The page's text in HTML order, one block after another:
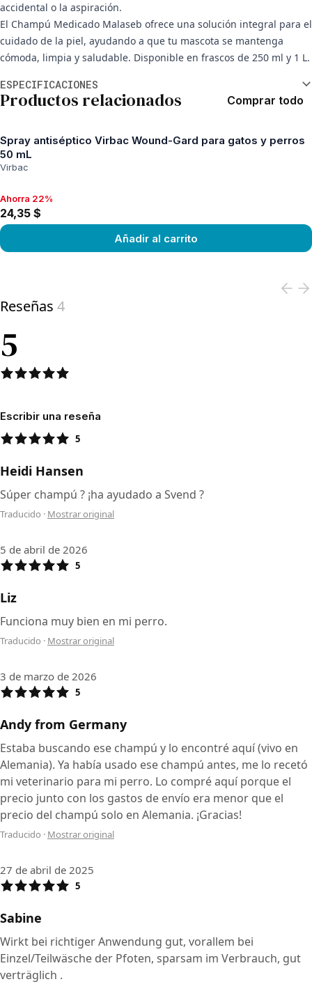
accidental o la aspiración.
El Champú Medicado Malaseb ofrece una solución integral para el
cuidado de la piel, ayudando a que tu mascota se mantenga
cómoda, limpia y saludable. Disponible en frascos de 250 ml y 1 L.
ESPECIFICACIONES
Productos relacionados Comprar todo
Spray antiséptico Virbac Wound-Gard para gatos y perros
50 mL
Virbac
Ahorra 22%, 24,35 $
Ahorra 22%
24,35 $
Añadir al carrito
Reseñas 4
5
Escribir una reseña
5
Heidi Hansen
Súper champú ? ¡ha ayudado a Svend ?
Traducido · Mostrar original
5 de abril de 2026
5
Liz
Funciona muy bien en mi perro.
Traducido · Mostrar original
3 de marzo de 2026
5
Andy from Germany
Estaba buscando ese champú y lo encontré aquí (vivo en
Alemania). Ya había usado ese champú antes, me lo recetó
mi veterinario para mi perro. Lo compré aquí porque el
precio junto con los gastos de envío era menor que el
precio del champú solo en Alemania. ¡Gracias!
Traducido · Mostrar original
27 de abril de 2025
5
Sabine
Wirkt bei richtiger Anwendung gut, vorallem bei
Einzel/Teilwäsche der Pfoten, sparsam im Verbrauch, gut
verträglich .